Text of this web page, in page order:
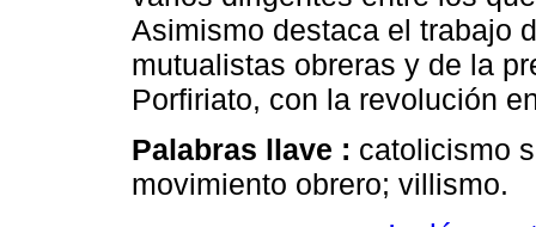
Asimismo destaca el trabajo
mutualistas obreras y de la
Porfiriato, con la revolución
Palabras llave : catolicismo
movimiento obrero; villismo.